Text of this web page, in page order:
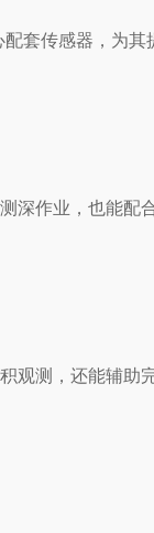
传感器，为其
作业，也能配
测，还能辅助